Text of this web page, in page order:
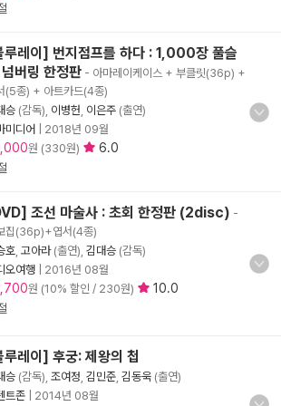
루레이] 번지점프를 하다 : 1,000장 풀슬
버링 한정판 - 아마레이케이스 + 부클릿(36p) +
(5종) + 아트카드(4종)
승 (감독), 이병헌 이은주 (출연)
미디어
2018년 09월
원 (330원)
6.0
조선 마술사 : 초회 한정판 (2disc) -
집(36p)+엽서(4종)
호 고아라(출연), 김대승 (감독)
오여행
2016년 08월
원 (10% 할인 / 230원)
10.0
루레이] 후궁: 제왕의 첩
승 (감독), 조여정 김민준 김동욱 (출연)
트존
2014년 08월